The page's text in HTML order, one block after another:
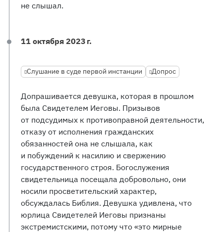
не слышал.
11 октября 2023 г.
Слушание в суде первой инстанции Допрос
Допрашивается девушка, которая в прошлом
была Свидетелем Иеговы. Призывов
от подсудимых к противоправной деятельности,
отказу от исполнения гражданских
обязанностей она не слышала, как
и побуждений к насилию и свержению
государственного строя. Богослужения
свидетельница посещала добровольно, они
носили просветительский характер,
обсуждалась Библия. Девушка удивлена, что
юрлица Свидетелей Иеговы признаны
экстремистскими, потому что «это мирные